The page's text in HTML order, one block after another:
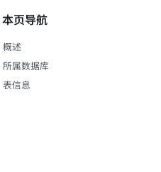
本页导航
概述
所属数据库
表信息